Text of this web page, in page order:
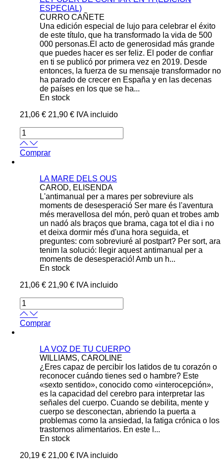
ESPECIAL)
CURRO CAÑETE
Una edición especial de lujo para celebrar el éxito
de este título, que ha transformado la vida de 500
000 personas.El acto de generosidad más grande
que puedes hacer es ser feliz. El poder de confiar
en ti se publicó por primera vez en 2019. Desde
entonces, la fuerza de su mensaje transformador no
ha parado de crecer en España y en las decenas
de países en los que se ha...
En stock
21,06 € 21,90 € IVA incluido
Comprar
LA MARE DELS OUS
CAROD, ELISENDA
L'antimanual per a mares per sobreviure als
moments de desesperació Ser mare és l'aventura
més meravellosa del món, però quan et trobes amb
un nadó als braços que brama, caga tot el dia i no
et deixa dormir més d'una hora seguida, et
preguntes: com sobreviuré al postpart? Per sort, ara
tenim la solució: llegir aquest antimanual per a
moments de desesperació! Amb un h...
En stock
21,06 € 21,90 € IVA incluido
Comprar
LA VOZ DE TU CUERPO
WILLIAMS, CAROLINE
¿Eres capaz de percibir los latidos de tu corazón o
reconocer cuándo tienes sed o hambre? Este
«sexto sentido», conocido como «interocepción»,
es la capacidad del cerebro para interpretar las
señales del cuerpo. Cuando se debilita, mente y
cuerpo se desconectan, abriendo la puerta a
problemas como la ansiedad, la fatiga crónica o los
trastornos alimentarios. En este l...
En stock
20,19 € 21,00 € IVA incluido